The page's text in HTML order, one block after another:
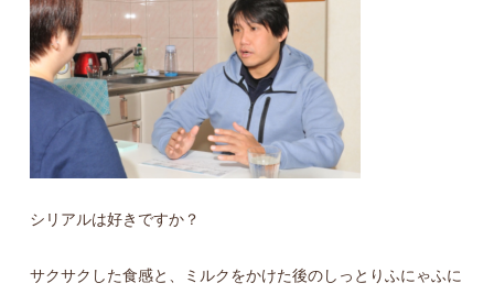
シリアルは好きですか？
サクサクした食感と、ミルクをかけた後のしっとりふにゃふに